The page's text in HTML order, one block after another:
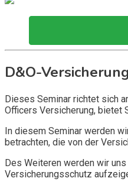
D&O-
Dieses Seminar richtet sich
Officers Versicherung, bietet
In diesem Seminar werden
betrachten, die von der
Des Weiteren werden wir
Versicherungsschutz